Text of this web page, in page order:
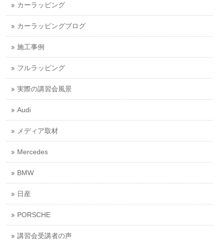
カーラッピング
カーラッピングブログ
施工事例
フルラッピング
実際の講習会風景
Audi
メディア取材
Mercedes
BMW
日産
PORSCHE
講習会受講者の声